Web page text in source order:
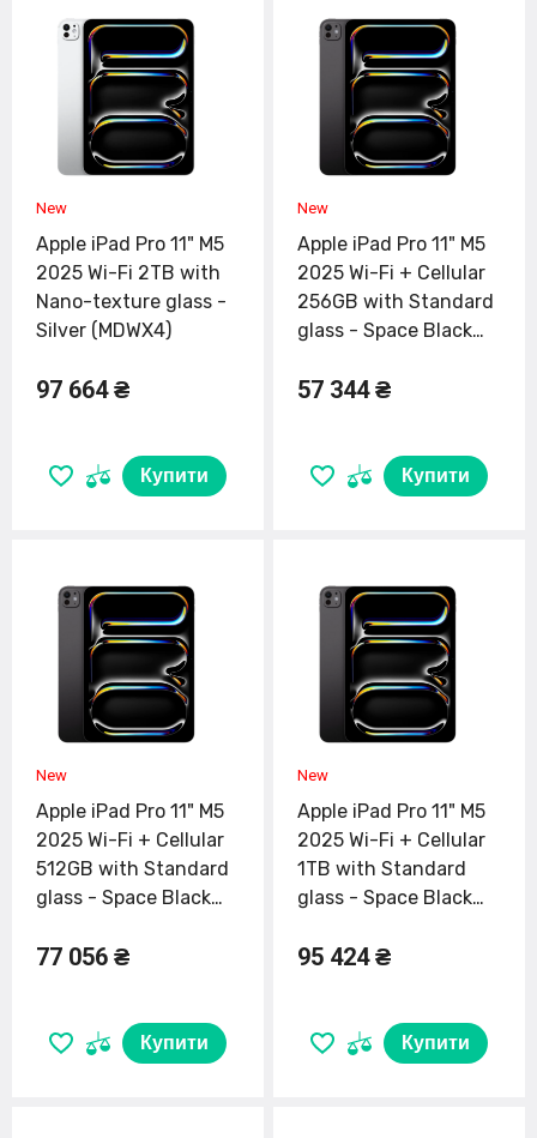
Apple iPad Pro 11" M5
2025 Wi-Fi 2TB with
Nano-texture glass -
Silver (MDWX4)
97 664 ₴
Купити
Apple iPad Pro 11" M5
2025 Wi-Fi + Cellular
256GB with Standard
glass - Space Black
57 344 ₴
Купити
Apple iPad Pro 11" M5
2025 Wi-Fi + Cellular
512GB with Standard
glass - Space Black
77 056 ₴
Купити
Apple iPad Pro 11" M5
2025 Wi-Fi + Cellular
1TB with Standard
glass - Space Black
95 424 ₴
Купити